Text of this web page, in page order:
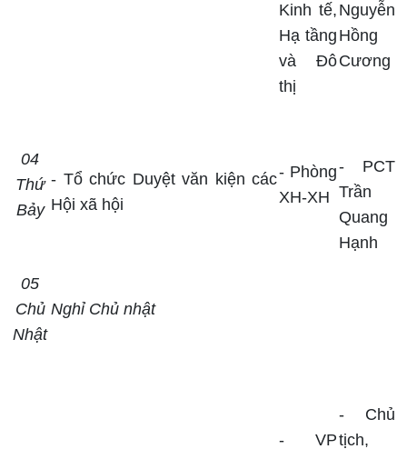
Kinh tế,
Hạ tầng
và Đô
thị
Nguyễn
Hồng
Cương
04
Thứ
Bảy
- Tổ chức Duyệt văn kiện các
Hội xã hội
- Phòng
XH-XH
- PCT
Trần
Quang
Hạnh
05
Chủ
Nhật
Nghỉ Chủ nhật
- VP
-
Chủ
tịch,